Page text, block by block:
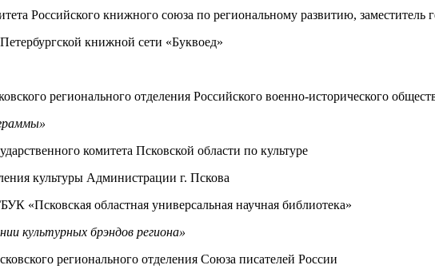
Российского книжного союза по региональному развитию,
книжной сети «Буквоед»
регионального отделения Российского военно-исторического
комитета Псковской области по культуре
культуры Администрации г. Пскова
«Псковская областная универсальная научная библиотека»
культурных брэндов региона»
регионального отделения Союза писателей России